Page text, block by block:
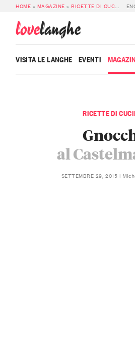
HOME » MAGAZINE »RICETTE DI CUCINA »
lovelanghe
VISITA LE LANGHE EVENTI
RICETTE DI
al
SETTEMBRE 29, 2015